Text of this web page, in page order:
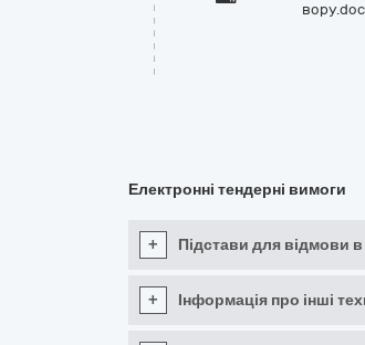
Електронні тендерні вимоги
+ Підстави для відмови в
+ Інформація про інші